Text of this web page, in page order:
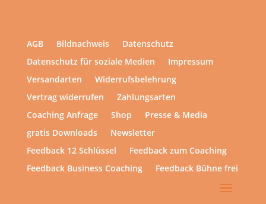
AGB Bildnachweis
Datenschutz
Datenschutz für soziale Medien
Impressum
Versandarten
Widerrufsbelehrung
Vertrag widerrufen
Zahlungsarten
Coaching Anfrage
Shop
Presse & Media
gratis Downloads
Newsletter
Feedback 12 Schlüssel
Feedback zum Coaching
Feedback Business Coaching
Feedback Bühne frei